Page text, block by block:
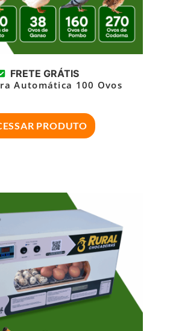
FRETE GRÁTIS
Automática 100 Ovos
PRODUTO